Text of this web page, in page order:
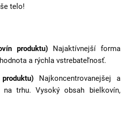
telo!
produktu) Najaktívnejší forma
a rýchla vstrebateľnosť.
Najkoncentrovanejšej a
trhu. Vysoký obsah bielkovín,